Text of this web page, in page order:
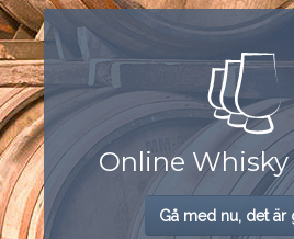
Online Whisky
Gå med nu, det är